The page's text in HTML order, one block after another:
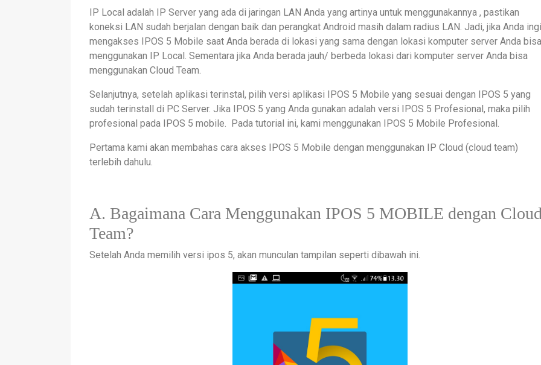
IP Local adalah IP Server yang ada di jaringan LAN Anda yang artinya untuk menggunakannya , pastikan
koneksi LAN sudah berjalan dengan baik dan perangkat Android masih dalam radius LAN. Jadi, jika Anda
mengakses IPOS 5 Mobile saat Anda berada di lokasi yang sama dengan lokasi komputer server Anda bisa
menggunakan IP Local. Sementara jika Anda berada jauh/ berbeda lokasi dari komputer server Anda bisa
menggunakan Cloud Team.
Selanjutnya, setelah aplikasi terinstal, pilih versi aplikasi IPOS 5 Mobile yang sesuai dengan IPOS 5 yang
sudah terinstall di PC Server. Jika IPOS 5 yang Anda gunakan adalah versi IPOS 5 Profesional, maka pilih
profesional pada IPOS 5 mobile. Pada tutorial ini, kami menggunakan IPOS 5 Mobile Profesional.
Pertama kami akan membahas cara akses IPOS 5 Mobile dengan menggunakan IP Cloud (cloud team)
terlebih dahulu.
A. Bagaimana Cara Menggunakan IPOS 5 MOBILE dengan
Team?
Setelah Anda memilih versi ipos 5, akan munculan tampilan seperti dibawah ini.